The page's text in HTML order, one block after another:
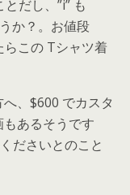
だし、”i” も
か？。お値段
らこの Tシャツ着
、$600 でカスタ
あるそうです
ださいとのこと